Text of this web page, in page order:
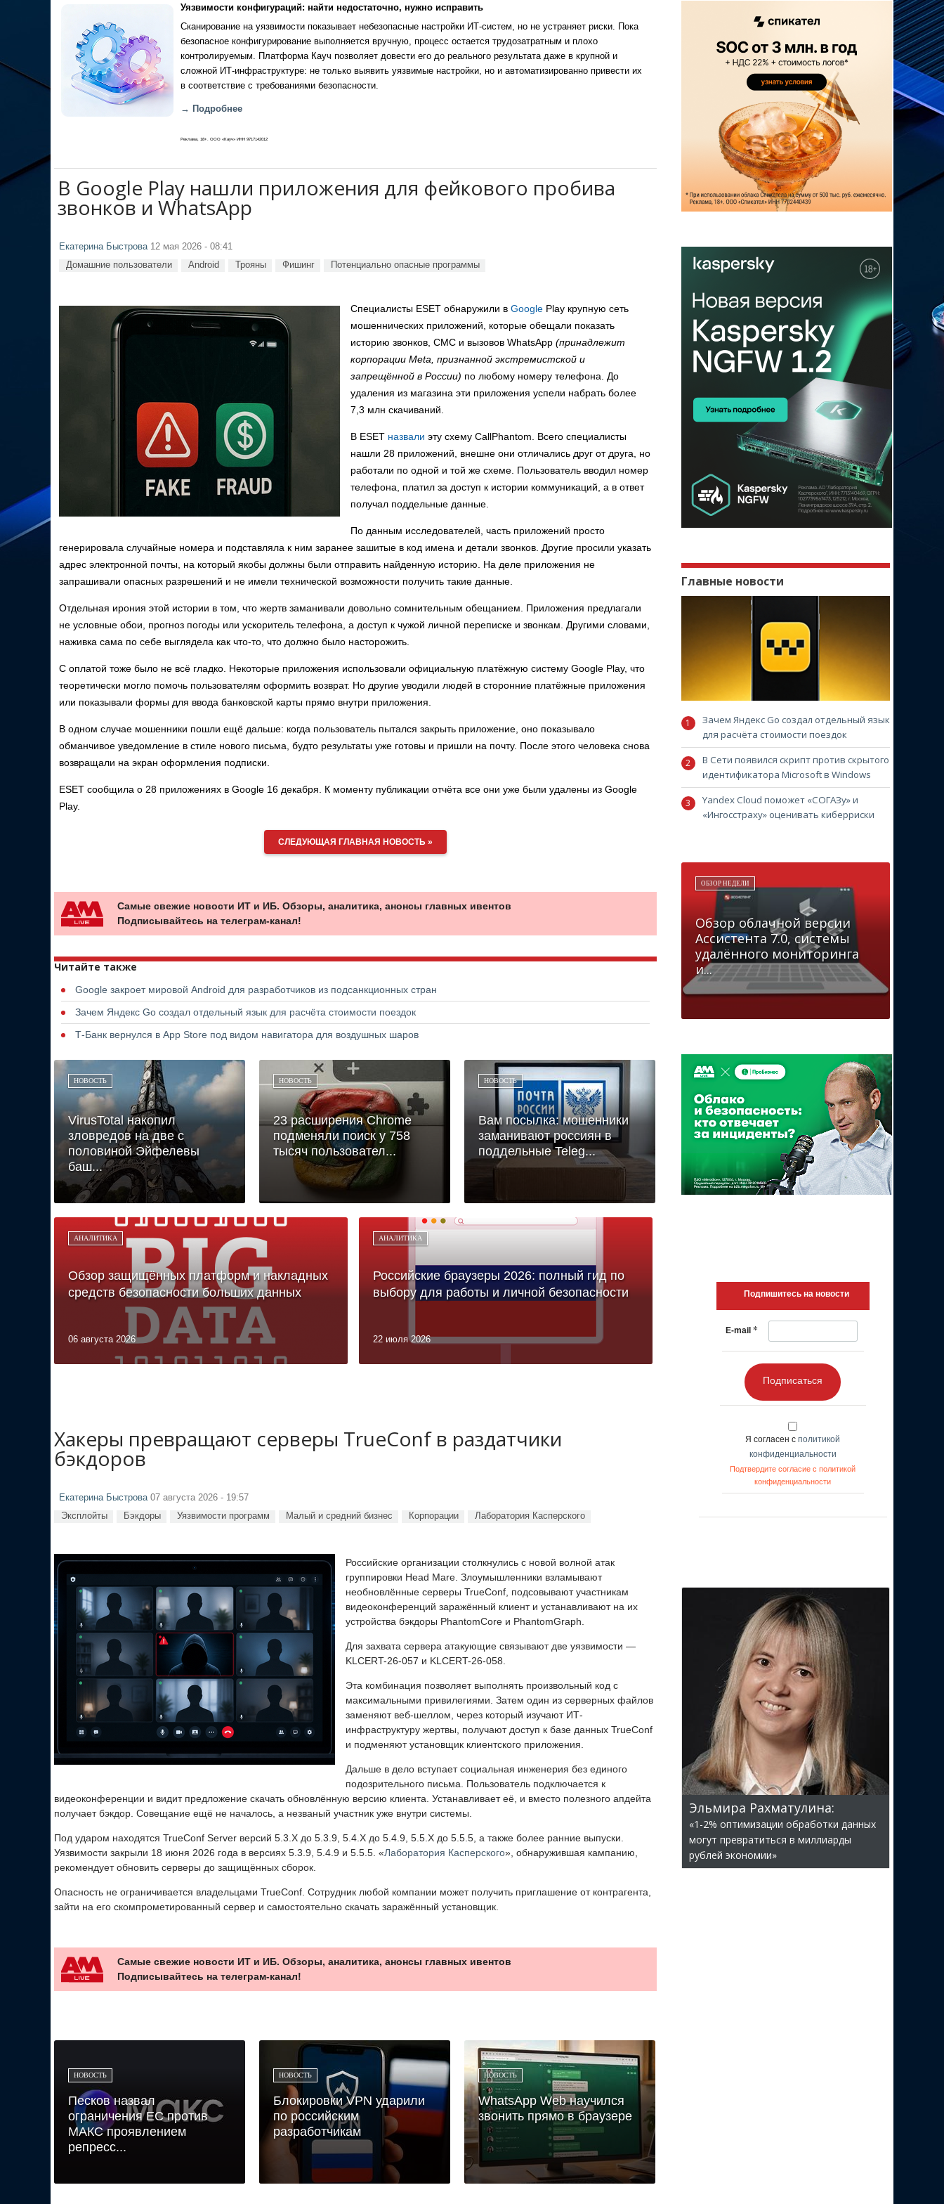
Уязвимости конфигураций: найти недостаточно, нужно исправить
Сканирование на уязвимости показывает небезопасные настройки ИТ-систем, но не устраняет риски. Пока
безопасное конфигурирование выполняется вручную, процесс остается трудозатратным и плохо
контролируемым. Платформа Кауч позволяет довести его до реального результата даже в крупной и
сложной ИТ-инфраструктуре: не только выявить уязвимые настройки, но и автоматизированно привести их
в соответствие с требованиями безопасности.
→ Подробнее
Реклама, 18+. ООО «Кауч» ИНН 9717142012
В Google Play нашли приложения для фейкового пробива
звонков и WhatsApp
Екатерина Быстрова12 мая 2026 - 08:41
Домашние пользователи Android Трояны Фишинг Потенциально опасные программы
Специалисты ESET обнаружили в Google Play крупную сеть
мошеннических приложений, которые обещали показать
историю звонков, СМС и вызовов WhatsApp (принадлежит
корпорации Meta, признанной экстремистской и
запрещённой в России) по любому номеру телефона. До
удаления из магазина эти приложения успели набрать более
7,3 млн скачиваний.
В ESET назвали эту схему CallPhantom. Всего специалисты
нашли 28 приложений, внешне они отличались друг от друга, но
работали по одной и той же схеме. Пользователь вводил номер
телефона, платил за доступ к истории коммуникаций, а в ответ
получал поддельные данные.
По данным исследователей, часть приложений просто
генерировала случайные номера и подставляла к ним заранее зашитые в код имена и детали звонков. Другие просили указать
адрес электронной почты, на который якобы должны были отправить найденную историю. На деле приложения не
запрашивали опасных разрешений и не имели технической возможности получить такие данные.
Отдельная ирония этой истории в том, что жертв заманивали довольно сомнительным обещанием. Приложения предлагали
не условные обои, прогноз погоды или ускоритель телефона, а доступ к чужой личной переписке и звонкам. Другими словами,
наживка сама по себе выглядела как что-то, что должно было насторожить.
С оплатой тоже было не всё гладко. Некоторые приложения использовали официальную платёжную систему Google Play, что
теоретически могло помочь пользователям оформить возврат. Но другие уводили людей в сторонние платёжные приложения
или показывали формы для ввода банковской карты прямо внутри приложения.
В одном случае мошенники пошли ещё дальше: когда пользователь пытался закрыть приложение, оно показывало
обманчивое уведомление в стиле нового письма, будто результаты уже готовы и пришли на почту. После этого человека снова
возвращали на экран оформления подписки.
ESET сообщила о 28 приложениях в Google 16 декабря. К моменту публикации отчёта все они уже были удалены из Google
Play.
СЛЕДУЮЩАЯ ГЛАВНАЯ НОВОСТЬ »
Самые свежие новости ИТ и ИБ. Обзоры, аналитика, анонсы главных ивентов
Подписывайтесь на телеграм-канал!
Читайте также
Google закроет мировой Android для разработчиков из подсанкционных стран
Зачем Яндекс Go создал отдельный язык для расчёта стоимости поездок
Т-Банк вернулся в App Store под видом навигатора для воздушных шаров
НОВОСТЬ
VirusTotal накопил
зловредов на две с
половиной Эйфелевы
баш...
НОВОСТЬ
23 расширения Chrome
подменяли поиск у 758
тысяч пользовател...
НОВОСТЬ
Вам посылка: мошенники
заманивают россиян в
поддельные Teleg...
АНАЛИТИКА
Обзор защищённых платформ и накладных
средств безопасности больших данных
06 августа 2026
АНАЛИТИКА
Российские браузеры 2026: полный гид по
выбору для работы и личной безопасности
22 июля 2026
Хакеры превращают серверы TrueConf в раздатчики
бэкдоров
Екатерина Быстрова 07 августа 2026 - 19:57
Эксплойты Бэкдоры Уязвимости программ Малый и средний бизнес Корпорации Лаборатория Касперского
Российские организации столкнулись с новой волной атак
группировки Head Mare. Злоумышленники взламывают
необновлённые серверы TrueConf, подсовывают участникам
видеоконференций заражённый клиент и устанавливают на их
устройства бэкдоры PhantomCore и PhantomGraph.
Для захвата сервера атакующие связывают две уязвимости —
KLCERT-26-057 и KLCERT-26-058.
Эта комбинация позволяет выполнять произвольный код с
максимальными привилегиями. Затем один из серверных файлов
заменяют веб-шеллом, через который изучают ИТ-
инфраструктуру жертвы, получают доступ к базе данных TrueConf
и подменяют установщик клиентского приложения.
Дальше в дело вступает социальная инженерия без единого
подозрительного письма. Пользователь подключается к
видеоконференции и видит предложение скачать обновлённую версию клиента. Устанавливает её, и вместо полезного апдейта
получает бэкдор. Совещание ещё не началось, а незваный участник уже внутри системы.
Под ударом находятся TrueConf Server версий 5.3.X до 5.3.9, 5.4.X до 5.4.9, 5.5.X до 5.5.5, а также более ранние выпуски.
Уязвимости закрыли 18 июня 2026 года в версиях 5.3.9, 5.4.9 и 5.5.5. «Лаборатория Касперского», обнаружившая кампанию,
рекомендует обновить серверы до защищённых сборок.
Опасность не ограничивается владельцами TrueConf. Сотрудник любой компании может получить приглашение от контрагента,
зайти на его скомпрометированный сервер и самостоятельно скачать заражённый установщик.
Самые свежие новости ИТ и ИБ. Обзоры, аналитика, анонсы главных ивентов
Подписывайтесь на телеграм-канал!
НОВОСТЬ
Песков назвал
ограничения ЕС против
МАКС проявлением
репресс...
НОВОСТЬ
Блокировки VPN ударили
по российским
разработчикам
НОВОСТЬ
WhatsApp Web научился
звонить прямо в браузере
Главные новости
Зачем Яндекс Go создал отдельный язык
для расчёта стоимости поездок
В Сети появился скрипт против скрытого
идентификатора Microsoft в Windows
Yandex Cloud поможет «СОГАЗу» и
«Ингосстраху» оценивать киберриски
ОБЗОР НЕДЕЛИ
Обзор облачной версии
Ассистента 7.0, системы
удалённого мониторинга
и...
Подпишитесь на новости
E-mail *
Подписаться
Я согласен с политикой
конфиденциальности
Подтвердите согласие с политикой
конфиденциальности
Эльмира Рахматулина:
«1-2% оптимизации обработки данных
могут превратиться в миллиарды
рублей экономии»